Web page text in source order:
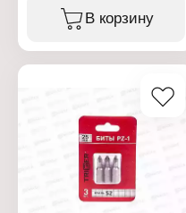
Назначение: для
шуруповерта
односторонняя
Материал: сталь S2
Количество: 2 шт
Хвостовик: Е6,3
В корзину